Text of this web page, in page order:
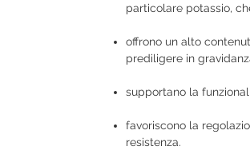
particolare potassio,
offrono un alto
prediligere in
supportano la
favoriscono la
resistenza.